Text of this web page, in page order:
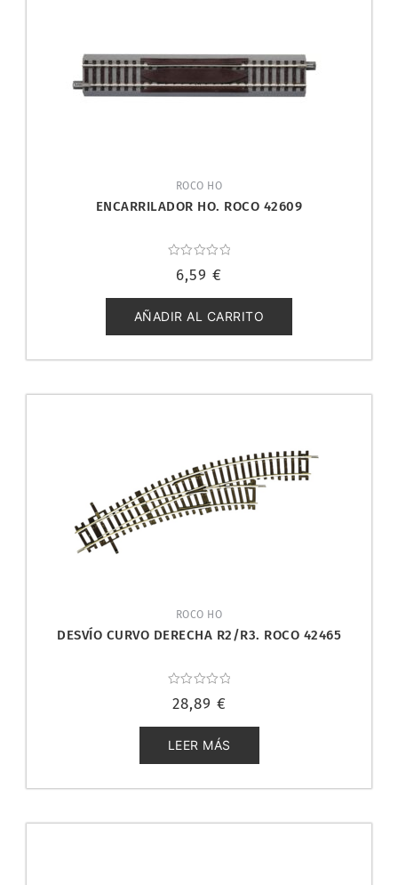
ROCO HO
ENCARRILADOR HO. ROCO 42609
con
de
5
6,59 €
AÑADIR AL CARRITO
ROCO HO
DESVÍO CURVO DERECHA R2/R3. ROCO 42465
con
de
5
28,89 €
LEER MÁS